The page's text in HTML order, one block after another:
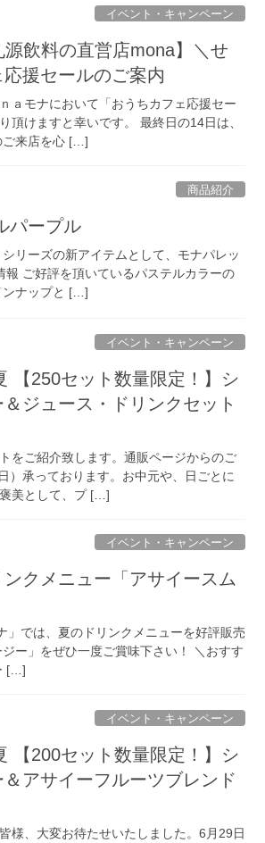
イベント・キャンペーン
飲料の直営店mona】＼せ
援セールのご案内
ａモナにおいて「おうちカフェ応援セー
頂けますと幸いです。 最終日の14日は、
ご来店を心 […]
商品紹介
パープル
リーズの新アイテムとして、モナパレッ
報 ご好評を頂いているパステルカラーの
ンナップと […]
イベント・キャンペーン
【250セット数量限定！】シ
ジュース・ドリンクセット
をご紹介致します。通販ページからのご
）承っております。お中元や、日ごとに
美として、プ […]
イベント・キャンペーン
クメニュー「アサイースム
では、夏のドリンクメニューを好評販売
ー」をぜひ一度ご賞味下さい！ ＼おすす
[…]
イベント・キャンペーン
【200セット数量限定！】シ
アサイーフルーツブレンド
様、大変お待たせいたしました。6月29日